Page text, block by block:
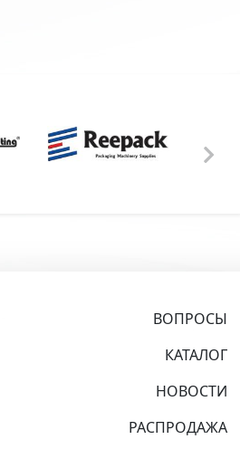
ВОПРОСЫ
КАТАЛОГ
НОВОСТИ
РАСПРОДАЖА